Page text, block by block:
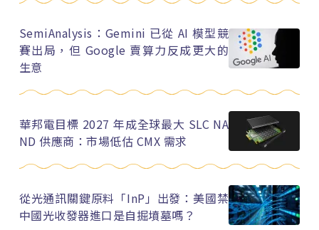
SemiAnalysis：Gemini 已從 AI 模型競
賽出局，但 Google 賣算力反成更大的
生意
華邦電目標 2027 年成全球最大 SLC NA
ND 供應商：市場低估 CMX 需求
從光通訊關鍵原料「InP」出發：美國禁
中國光收發器進口是自掘墳墓嗎？